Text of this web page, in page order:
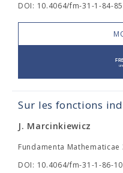
DOI: 10.4064/fm-31-1-84-85
Sur les fonctions
J. Marcinkiewicz
Fundamenta Mathematicae
DOI: 10.4064/fm-31-1-86-